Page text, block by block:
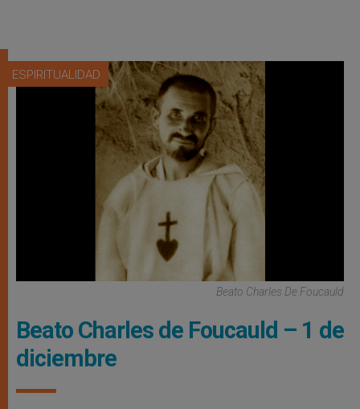
ESPIRITUALIDAD
Beato Charles De Foucauld
Beato Charles de Foucauld – 1 de
diciembre